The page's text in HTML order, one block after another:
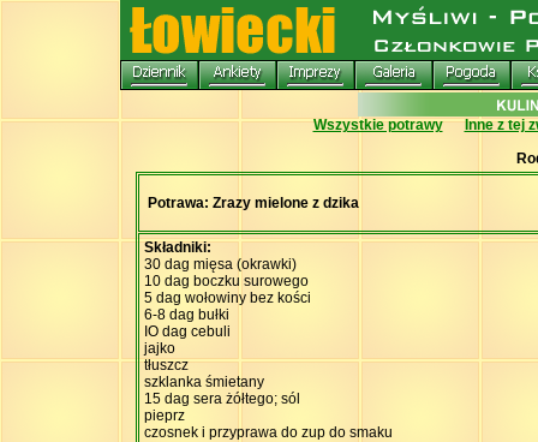
Wszystkie potrawy
Inne z tej
Potrawa: Zrazy mielone z dzika
Składniki:
30 dag mięsa (okrawki)
10 dag boczku surowego
5 dag wołowiny bez kości
6-8 dag bułki
IO dag cebuli
jajko
tłuszcz
szklanka śmietany
15 dag sera żółtego; sól
pieprz
czosnek i przyprawa do zup do smaku